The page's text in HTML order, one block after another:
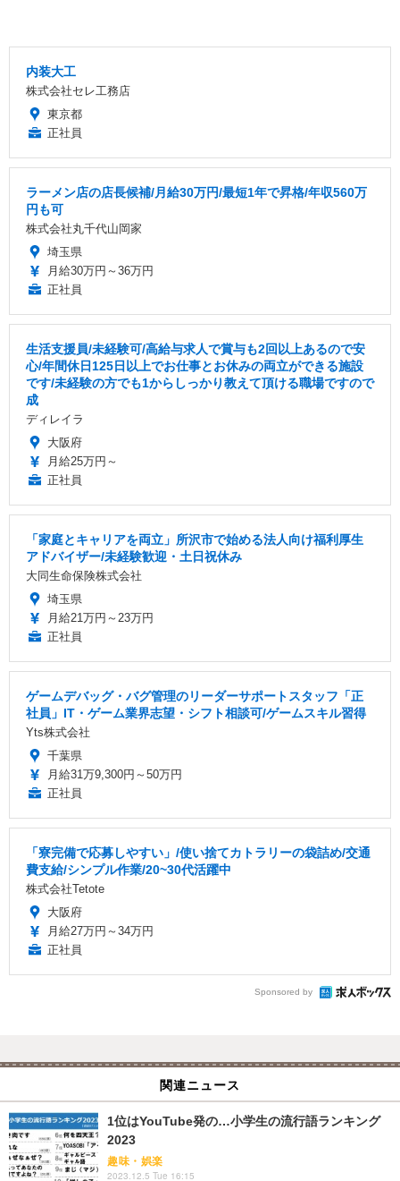
内装大工
株式会社セレ工務店
東京都
正社員
ラーメン店の店長候補/月給30万円/最短1年で昇格/年収560万
円も可
株式会社丸千代山岡家
埼玉県
月給30万円～36万円
正社員
生活支援員/未経験可/高給与求人で賞与も2回以上あるので安
心/年間休日125日以上でお仕事とお休みの両立ができる施設
です/未経験の方でも1からしっかり教えて頂ける職場ですので
成
ディレイラ
大阪府
月給25万円～
正社員
「家庭とキャリアを両立」所沢市で始める法人向け福利厚生
アドバイザー/未経験歓迎・土日祝休み
大同生命保険株式会社
埼玉県
月給21万円～23万円
正社員
ゲームデバッグ・バグ管理のリーダーサポートスタッフ「正
社員」IT・ゲーム業界志望・シフト相談可/ゲームスキル習得
Yts株式会社
千葉県
月給31万9,300円～50万円
正社員
「寮完備で応募しやすい」/使い捨てカトラリーの袋詰め/交通
費支給/シンプル作業/20~30代活躍中
株式会社Tetote
大阪府
月給27万円～34万円
正社員
Sponsored by
関連ニュース
1位はYouTube発の…小学生の流行語ランキング
2023
趣味・娯楽
2023.12.5 Tue 16:15